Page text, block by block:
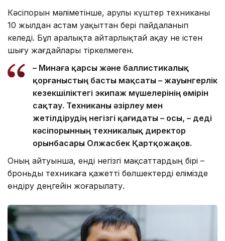
Кәсіпорын мәліметінше, Қарулы күштер техниканы
10 жылдан астам уақыттан бері пайдаланып
келеді. Бұл аралықта айтарлықтай ақау не істен
шығу жағдайлары тіркелмеген.
– Минаға қарсы және баллистикалық
қорғаныстың басты мақсаты – жауынгерлік
кезекшіліктегі экипаж мүшелерінің өмірін
сақтау. Техниканы әзірлеу мен
жетілдірудің негізгі қағидаты – осы, – деді
кәсіпорынның техникалық директор
орынбасары Олжасбек Қартқожақов.
Оның айтуынша, енді негізгі мақсаттардың бірі –
броньды техникаға қажетті бөлшектерді елімізде
өндіру деңгейін жоғарылату.